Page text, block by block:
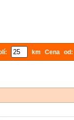
km Cena od: